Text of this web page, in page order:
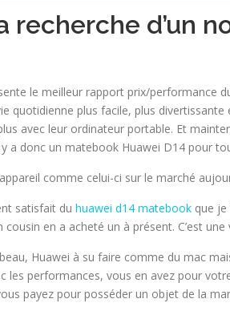
recherche d’un
le meilleur rapport prix/performance
quotidienne plus facile, plus divertissante
avec leur ordinateur portable. Et
a donc un matebook Huawei D14 pour
comme celui-ci sur le marché
satisfait du huawei d14 matebook que
en a acheté un à présent. C’est une
Huawei à su faire comme du mac
les performances, vous en avez pour
payez pour posséder un objet de la